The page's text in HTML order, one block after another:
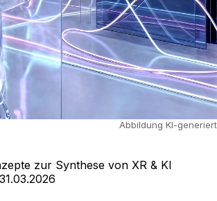
Abbildung KI-generiert
zur Synthese von XR & KI